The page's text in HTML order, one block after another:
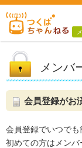
メンバ
会員登録がお
会員登録でいつでも
初めての方はメンバ